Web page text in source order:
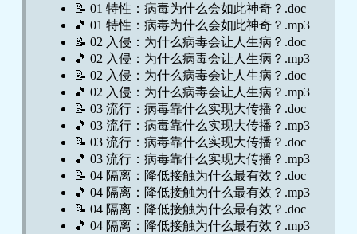
📝 01 特性：病毒为什么会如此神奇？.doc
🎵 01 特性：病毒为什么会如此神奇？.mp3
📝 02 入侵：为什么病毒会让人生病？.doc
🎵 02 入侵：为什么病毒会让人生病？.mp3
📝 02 入侵：为什么病毒会让人生病？.doc
🎵 02 入侵：为什么病毒会让人生病？.mp3
📝 03 流行：病毒靠什么实现大传播？.doc
🎵 03 流行：病毒靠什么实现大传播？.mp3
📝 03 流行：病毒靠什么实现大传播？.doc
🎵 03 流行：病毒靠什么实现大传播？.mp3
📝 04 隔离：降低接触为什么最有效？.doc
🎵 04 隔离：降低接触为什么最有效？.mp3
📝 04 隔离：降低接触为什么最有效？.doc
🎵 04 隔离：降低接触为什么最有效？.mp3